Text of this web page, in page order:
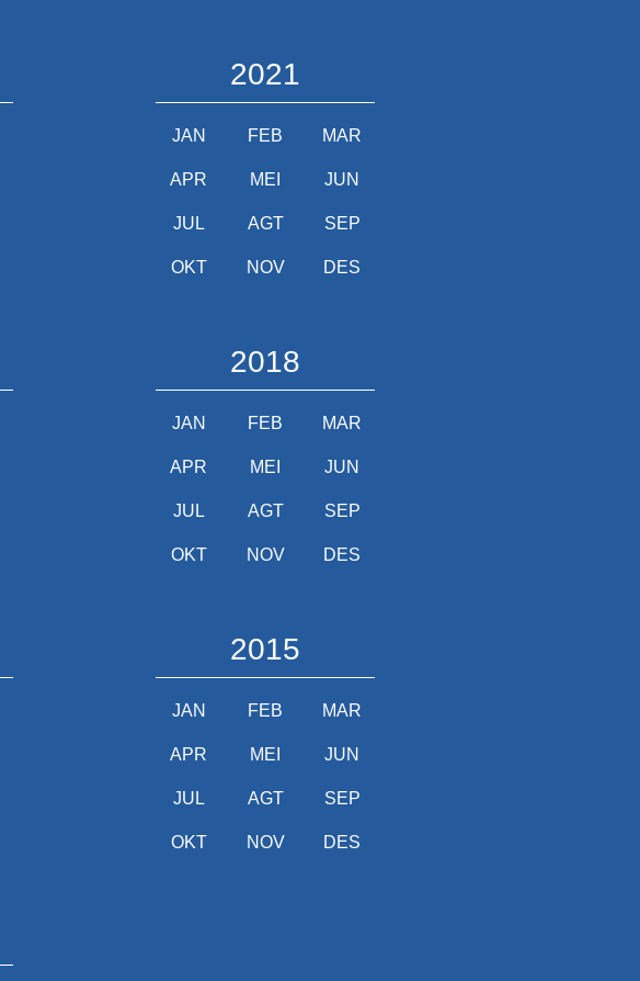
2021
JAN FEB MAR
APR MEI JUN
JUL AGT SEP
OKT NOV DES
2018
JAN FEB MAR
APR MEI JUN
JUL AGT SEP
OKT NOV DES
2015
JAN FEB MAR
APR MEI JUN
JUL AGT SEP
OKT NOV DES